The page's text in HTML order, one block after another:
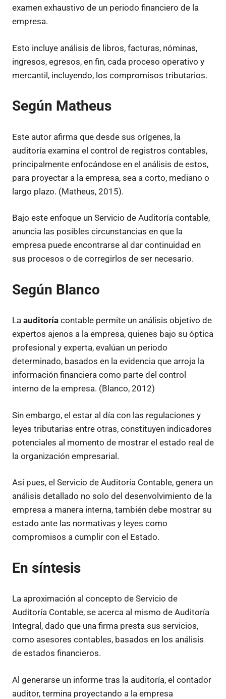
examen exhaustivo de un periodo financiero de la
empresa.
Esto incluye análisis de libros, facturas, nóminas,
ingresos, egresos, en fin, cada proceso operativo y
mercantil, incluyendo, los compromisos tributarios.
Según Matheus
Este autor afirma que desde sus orígenes, la
auditoría examina el control de registros contables,
principalmente enfocándose en el análisis de estos,
para proyectar a la empresa, sea a corto, mediano o
largo plazo. (Matheus, 2015).
Bajo este enfoque un Servicio de Auditoría contable,
anuncia las posibles circunstancias en que la
empresa puede encontrarse al dar continuidad en
sus procesos o de corregirlos de ser necesario.
Según Blanco
La auditoría contable permite un análisis objetivo de
expertos ajenos a la empresa, quienes bajo su óptica
profesional y experta, evalúan un periodo
determinado, basados en la evidencia que arroja la
información financiera como parte del control
interno de la empresa. (Blanco, 2012)
Sin embargo, el estar al día con las regulaciones y
leyes tributarias entre otras, constituyen indicadores
potenciales al momento de mostrar el estado real de
la organización empresarial.
Así pues, el Servicio de Auditoría Contable, genera un
análisis detallado no solo del desenvolvimiento de la
empresa a manera interna, también debe mostrar su
estado ante las normativas y leyes como
compromisos a cumplir con el Estado.
En síntesis
La aproximación al concepto de Servicio de
Auditoría Contable, se acerca al mismo de Auditoría
Integral, dado que una firma presta sus servicios,
como asesores contables, basados en los análisis
de estados financieros.
Al generarse un informe tras la auditoría, el contador
auditor, termina proyectando a la empresa